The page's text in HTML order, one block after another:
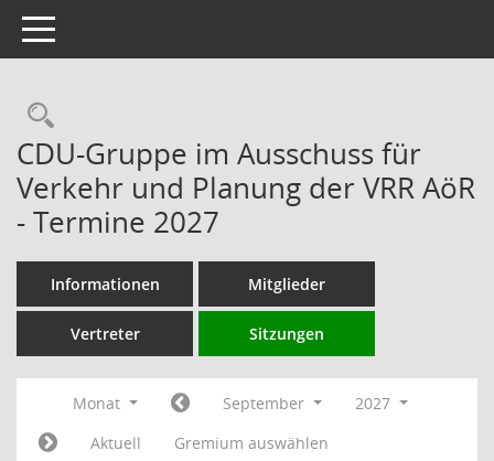
Toggle navigation
Rechercheauswahl
CDU-Gruppe im Ausschuss für
Verkehr und Planung der VRR AöR
- Termine 2027
Informationen Mitglieder
Vertreter Sitzungen
Monat September
2027
Aktuell
Gremium auswählen